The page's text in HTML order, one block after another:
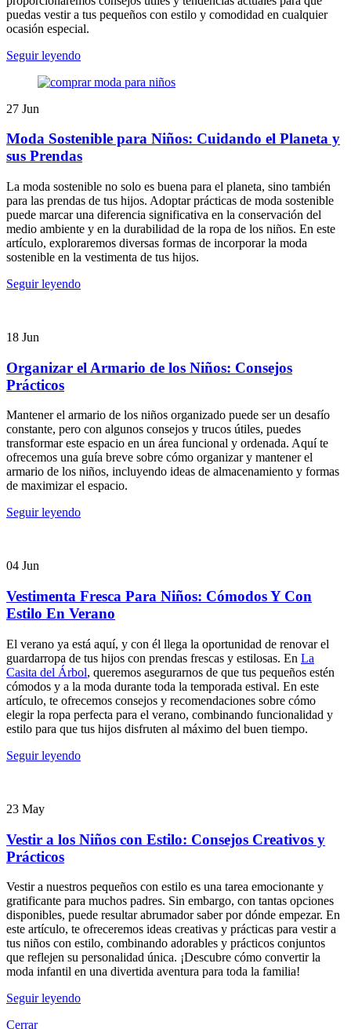
puedas vestir a tus pequeños con estilo y comodidad en cualquier
ocasión especial.
Seguir leyendo
27 Jun
Moda Sostenible para Niños: Cuidando el Planeta y
sus Prendas
La moda sostenible no solo es buena para el planeta, sino también
para las prendas de tus hijos. Adoptar prácticas de moda sostenible
puede marcar una diferencia significativa en la conservación del
medio ambiente y en la durabilidad de la ropa de los niños. En este
artículo, exploraremos diversas formas de incorporar la moda
sostenible en la vestimenta de tus hijos.
Seguir leyendo
18 Jun
Organizar el Armario de los Niños: Consejos
Prácticos
Mantener el armario de los niños organizado puede ser un desafío
constante, pero con algunos consejos y trucos útiles, puedes
transformar este espacio en un área funcional y ordenada. Aquí te
ofrecemos una guía breve sobre cómo organizar y mantener el
armario de los niños, incluyendo ideas de almacenamiento y formas
de maximizar el espacio.
Seguir leyendo
04 Jun
Vestimenta Fresca Para Niños: Cómodos Y Con
Estilo En Verano
El verano ya está aquí, y con él llega la oportunidad de renovar el
guardarropa de tus hijos con prendas frescas y estilosas. En La
Casita del Árbol, queremos asegurarnos de que tus pequeños estén
cómodos y a la moda durante toda la temporada estival. En este
artículo, te ofrecemos consejos y recomendaciones sobre cómo
elegir la ropa perfecta para el verano, combinando funcionalidad y
estilo para que tus hijos disfruten al máximo del buen tiempo.
Seguir leyendo
23 May
Vestir a los Niños con Estilo: Consejos Creativos y
Prácticos
Vestir a nuestros pequeños con estilo es una tarea emocionante y
gratificante para muchos padres. Sin embargo, con tantas opciones
disponibles, puede resultar abrumador saber por dónde empezar. En
este artículo, te ofreceremos ideas creativas y prácticas para vestir a
tus niños con estilo, combinando adorables y prácticos conjuntos
que reflejen su personalidad única. ¡Descubre cómo convertir la
moda infantil en una divertida aventura para toda la familia!
Seguir leyendo
Cerrar